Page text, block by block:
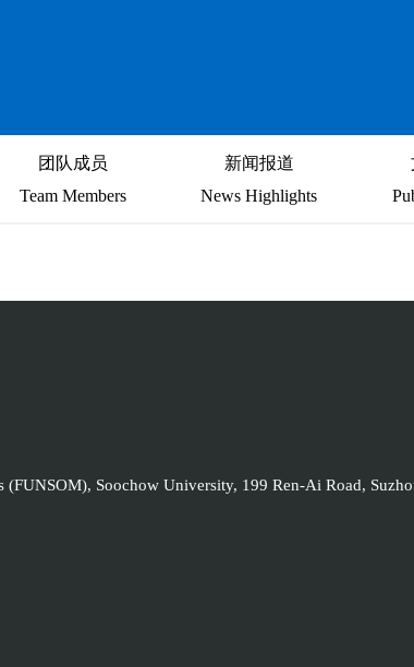
团队成员
Team Members
新闻报道
News Highlights
Soochow University, 199 Ren-Ai Road,